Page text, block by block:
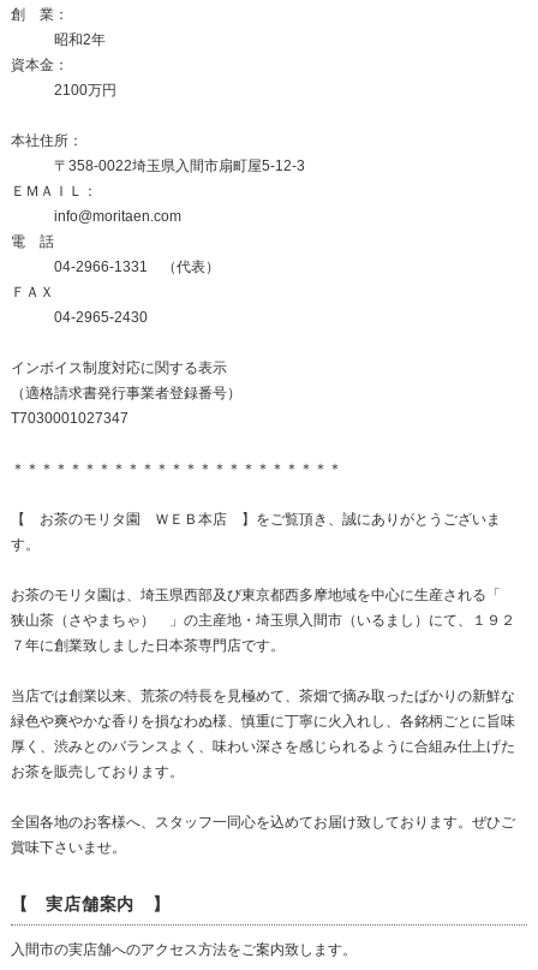
創 業：
昭和2年
資本金：
2100万円
本社住所：
〒358-0022埼玉県入間市扇町屋5-12-3
ＥＭＡＩＬ：
info@moritaen.com
電 話
04-2966-1331 （代表）
ＦＡＸ
04-2965-2430
インボイス制度対応に関する表示
（適格請求書発行事業者登録番号）
T7030001027347
＊＊＊＊＊＊＊＊＊＊＊＊＊＊＊＊＊＊＊＊＊＊＊
【 お茶のモリタ園 ＷＥＢ本店 】をご覧頂き、誠にありがとうございま
す。
お茶のモリタ園は、埼玉県西部及び東京都西多摩地域を中心に生産される「
狭山茶（さやまちゃ） 」の主産地・埼玉県入間市（いるまし）にて、１９２
７年に創業致しました日本茶専門店です。
当店では創業以来、荒茶の特長を見極めて、茶畑で摘み取ったばかりの新鮮な
緑色や爽やかな香りを損なわぬ様、慎重に丁寧に火入れし、各銘柄ごとに旨味
厚く、渋みとのバランスよく、味わい深さを感じられるように合組み仕上げた
お茶を販売しております。
全国各地のお客様へ、スタッフ一同心を込めてお届け致しております。ぜひご
賞味下さいませ。
【 実店舗案内 】
入間市の実店舗へのアクセス方法をご案内致します。